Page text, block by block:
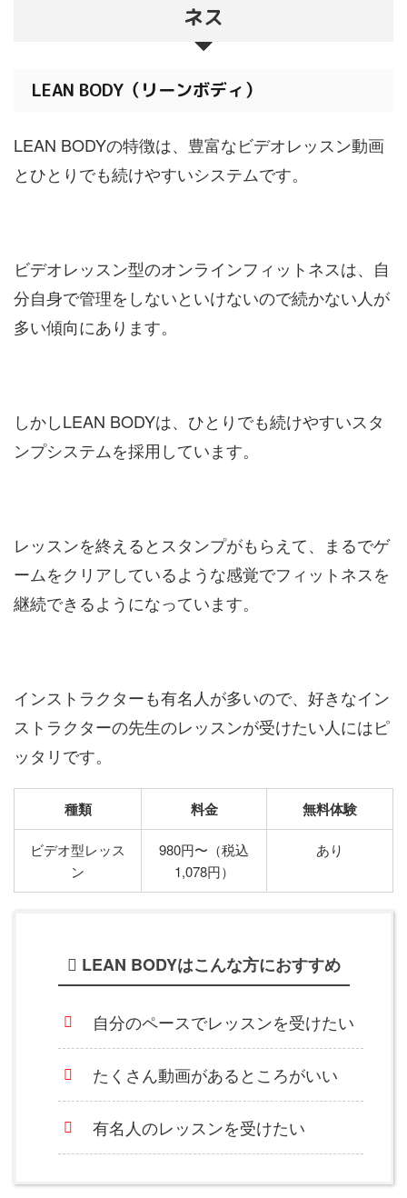
ネス
LEAN BODY（リーンボディ）
LEAN BODYの特徴は、豊富なビデオレッスン動画
とひとりでも続けやすいシステムです。
ビデオレッスン型のオンラインフィットネスは、自
分自身で管理をしないといけないので続かない人が
多い傾向にあります。
しかしLEAN BODYは、ひとりでも続けやすいスタ
ンプシステムを採用しています。
レッスンを終えるとスタンプがもらえて、まるでゲ
ームをクリアしているような感覚でフィットネスを
継続できるようになっています。
インストラクターも有名人が多いので、好きなイン
ストラクターの先生のレッスンが受けたい人にはピ
ッタリです。
種類 料金 無料体験
ビデオ型レッス
ン
980円〜（税込
1,078円）
あり
LEAN BODYはこんな方におすすめ
自分のペースでレッスンを受けたい
たくさん動画があるところがいい
有名人のレッスンを受けたい